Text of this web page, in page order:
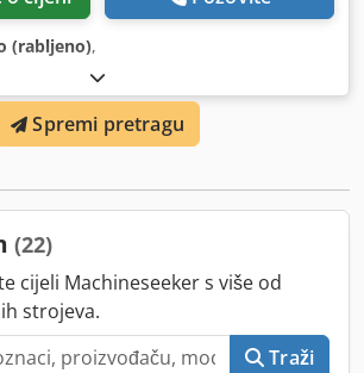
(rabljeno),
Spremi pretragu
(22)
cijeli Machineseeker s više od
strojeva.
Traži